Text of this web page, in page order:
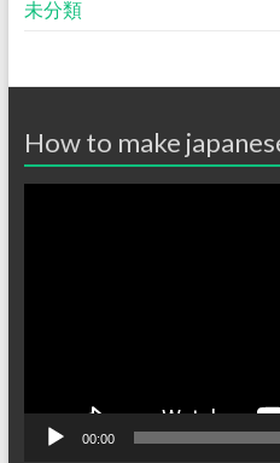
未分類
How to make
00:00